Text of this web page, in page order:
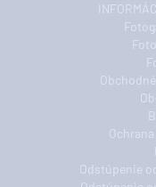
Odstúpenie